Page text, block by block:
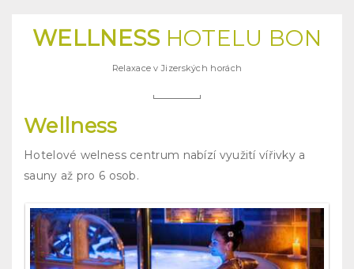
WELLNESS HOTELU BON
Relaxace v Jizerských horách
Wellness
Hotelové welness centrum nabízí využití vířivky a
sauny až pro 6 osob.